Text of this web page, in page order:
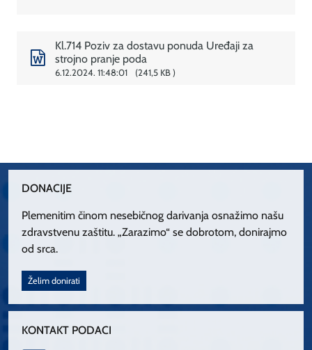
Kl.714 Poziv za dostavu ponuda Uređaji za
strojno pranje poda
6.12.2024. 11:48:01 241,5 KB
DONACIJE
Plemenitim činom nesebičnog darivanja osnažimo našu
zdravstvenu zaštitu. „Zarazimo“ se dobrotom, donirajmo
od srca.
Želim donirati
KONTAKT PODACI